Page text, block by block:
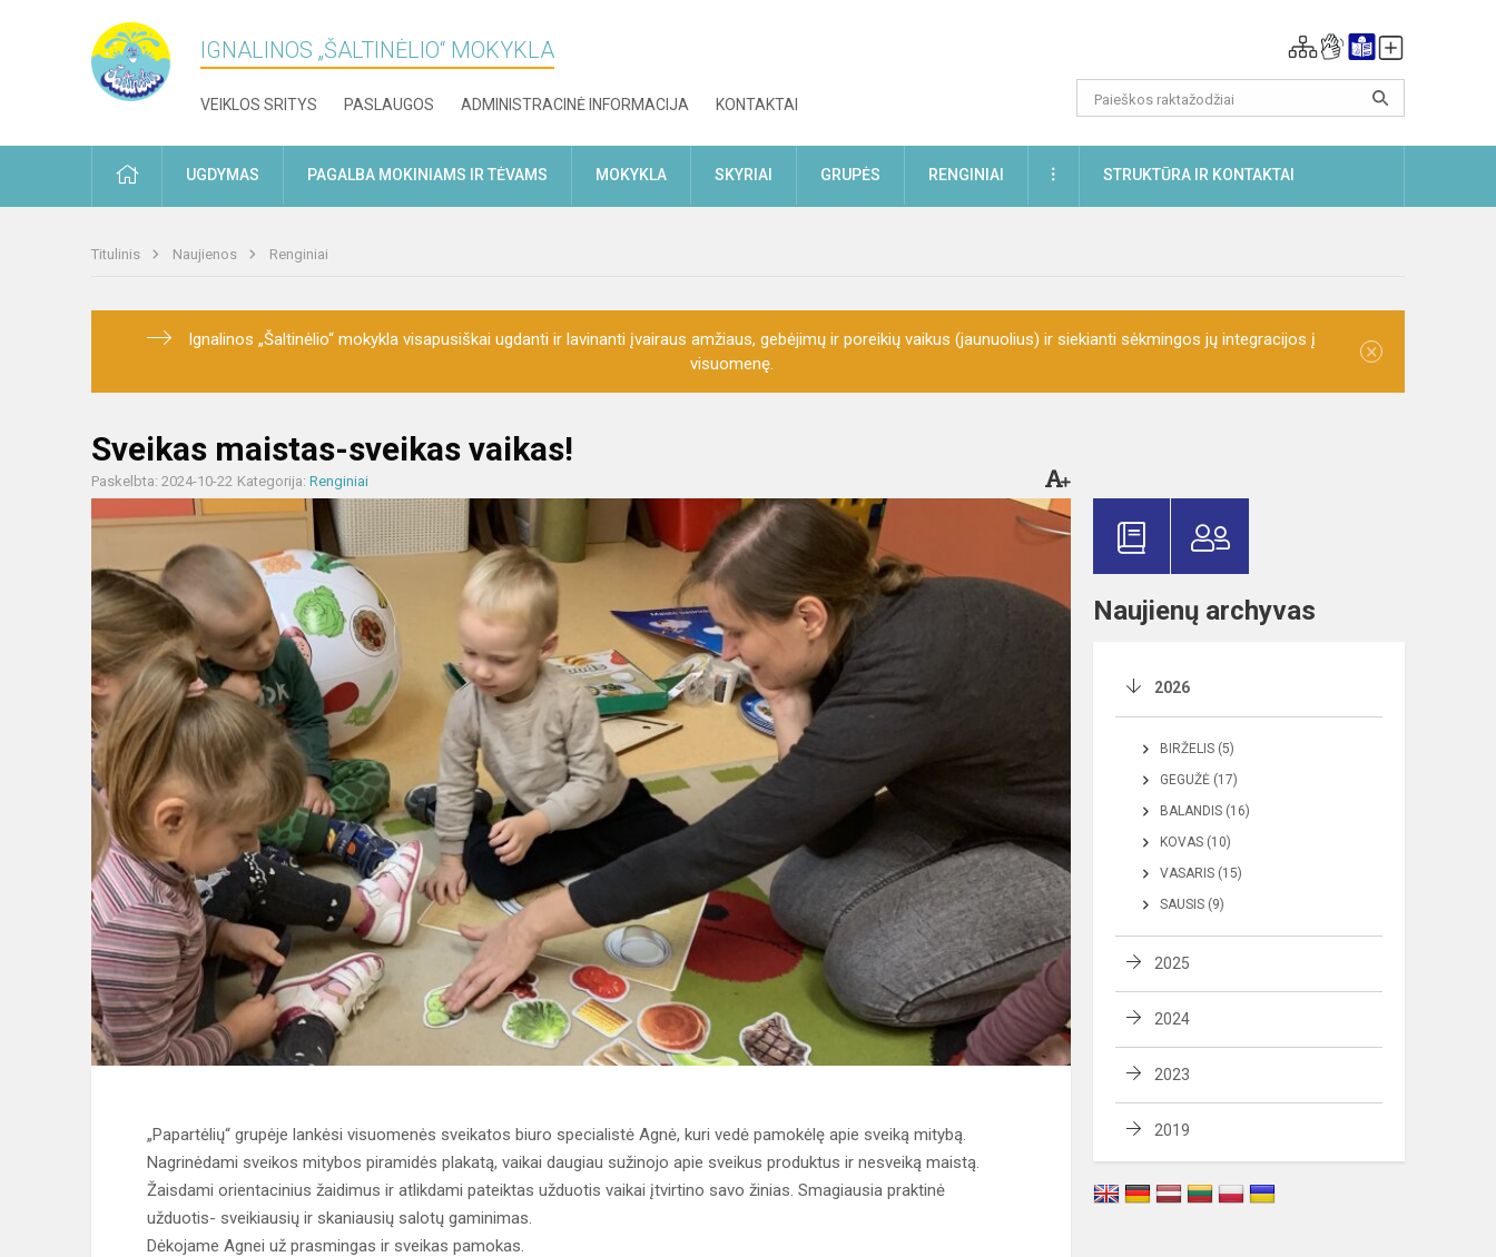
IGNALINOS „ŠALTINĖLIO“ MOKYKLA
VEIKLOS SRITYS PASLAUGOS ADMINISTRACINĖ INFORMACIJA KONTAKTAI
PRADŽIAUGDYMAS PAGALBA MOKINIAMS IR TĖVAMS MOKYKLA SKYRIAI GRUPĖS RENGINIAI DAUGIAUSTRUKTŪRA IR KONTAKTAI
Titulinis Naujienos Renginiai
Ignalinos „Šaltinėlio“ mokykla visapusiškai ugdanti ir lavinanti įvairaus amžiaus, gebėjimų ir poreikių vaikus (jaunuolius) ir siekianti sėkmingos jų integracijos į
visuomenę.
×
Sveikas maistas-sveikas vaikas!
Paskelbta: 2024-10-22 Kategorija: Renginiai
„Papartėlių“ grupėje lankėsi visuomenės sveikatos biuro specialistė Agnė, kuri vedė pamokėlę apie sveiką mitybą.
Nagrinėdami sveikos mitybos piramidės plakatą, vaikai daugiau sužinojo apie sveikus produktus ir nesveiką maistą.
Žaisdami orientacinius žaidimus ir atlikdami pateiktas užduotis vaikai įtvirtino savo žinias. Smagiausia praktinė
užduotis- sveikiausių ir skaniausių salotų gaminimas.
Dėkojame Agnei už prasmingas ir sveikas pamokas.
Naujienų archyvas
2026
BIRŽELIS (5)
GEGUŽĖ (17)
BALANDIS (16)
KOVAS (10)
VASARIS (15)
SAUSIS (9)
2025
2024
2023
2019